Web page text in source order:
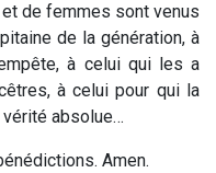
de femmes sont venus
de la génération, à
à celui qui les a
à celui pour qui la
vérité absolue…
Amen.